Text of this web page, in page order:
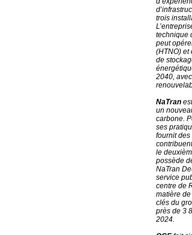
trois
technique
peut
(HTNO) et
de
2040,
NaTran
un
carbone.
ses
fournit
le
possède
NaTran
service
centre de
matière
clés du
près de 3
2024.